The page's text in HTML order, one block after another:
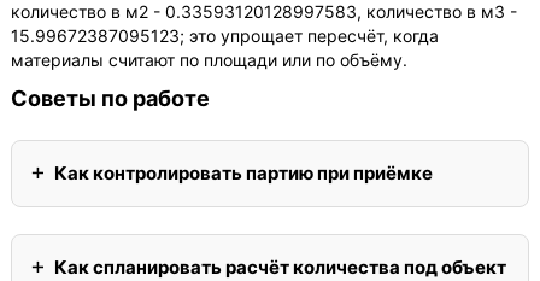
количество в м2 - 0.33593120128997583, количество в м3 -
15.99672387095123; это упрощает пересчёт, когда
материалы считают по площади или по объёму.
Советы по работе
Как контролировать партию при приёмке
Как спланировать расчёт количества под объект